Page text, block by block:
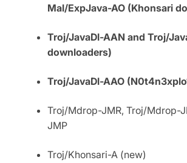
Mal/ExpJava-AO (Khonsari
Troj/JavaDl-AAN and Troj/
downloaders)
Troj/JavaDl-AAO
Troj/Mdrop-JMR, Troj/Mdrop-
JMP
Troj/Khonsari-A (new)